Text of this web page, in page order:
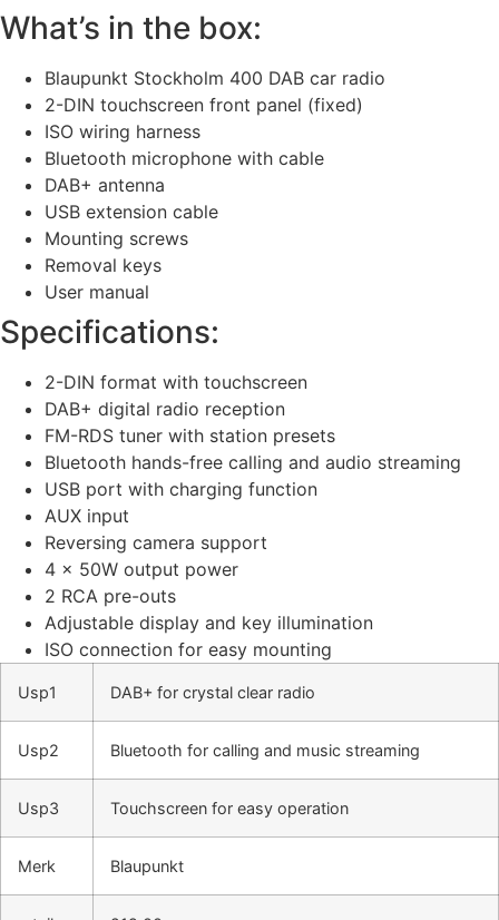
What’s in the box:
Blaupunkt Stockholm 400 DAB car radio
2-DIN touchscreen front panel (fixed)
ISO wiring harness
Bluetooth microphone with cable
DAB+ antenna
USB extension cable
Mounting screws
Removal keys
User manual
Specifications:
2-DIN format with touchscreen
DAB+ digital radio reception
FM-RDS tuner with station presets
Bluetooth hands-free calling and audio streaming
USB port with charging function
AUX input
Reversing camera support
4 x 50W output power
2 RCA pre-outs
Adjustable display and key illumination
ISO connection for easy mounting
Usp1 DAB+ for crystal clear radio
Usp2 Bluetooth for calling and music streaming
Usp3 Touchscreen for easy operation
Merk Blaupunkt